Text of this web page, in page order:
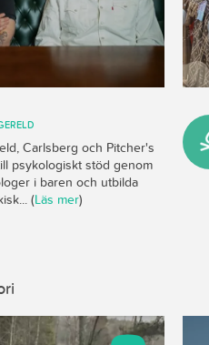
Carlsberg och Pitcher's
psykologiskt stöd genom
i baren och utbilda
(Läs mer)